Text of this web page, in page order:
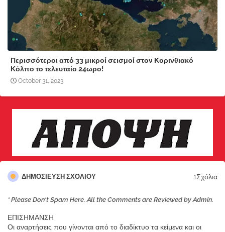
Περισσότεροι από 33 μικροί σεισμοί στον Κορινθιακό
Κόλπο το τελευταίο 24ωρο!
October 31, 2023
ΔΗΜΟΣΊΕΥΣΗ ΣΧΟΛΊΟΥ 1Σχόλια
* Please Don't Spam Here. All the Comments are Reviewed by Admin.
ΕΠΙΣΗΜΑΝΣΗ
Οι αναρτήσεις που γίνονται από το διαδίκτυο τα κείμενα και οι